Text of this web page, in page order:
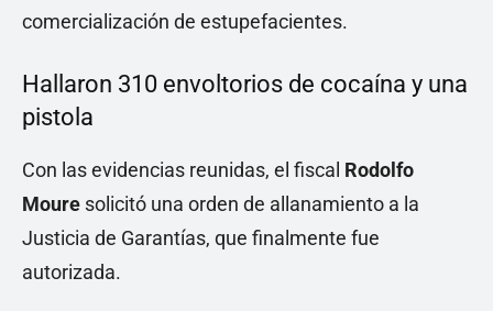
comercialización de estupefacientes.
Hallaron 310 envoltorios de cocaína y una
pistola
Con las evidencias reunidas, el fiscal Rodolfo
Moure solicitó una orden de allanamiento a la
Justicia de Garantías, que finalmente fue
autorizada.